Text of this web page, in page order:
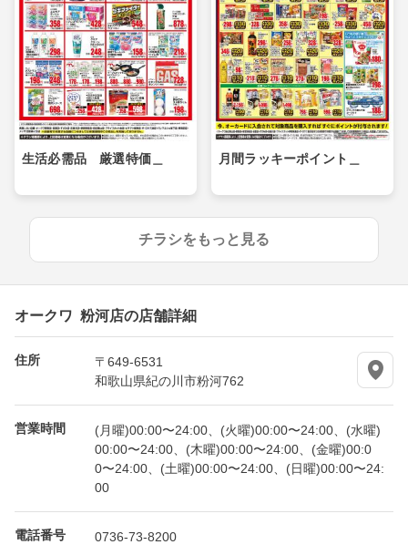
生活必需品 厳選特価＿ 月間ラッキーポイント＿
チラシをもっと見る
オークワ 粉河店の店舗詳細
住所
〒649-6531
和歌山県紀の川市粉河762
営業時間
(月曜)00:00〜24:00、(火曜)00:00〜24:00、(水曜)
00:00〜24:00、(木曜)00:00〜24:00、(金曜)00:0
0〜24:00、(土曜)00:00〜24:00、(日曜)00:00〜24:
00
電話番号 0736-73-8200